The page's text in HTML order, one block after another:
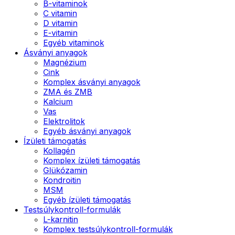
B-vitaminok
C vitamin
D vitamin
E-vitamin
Egyéb vitaminok
Ásványi anyagok
Magnézium
Cink
Komplex ásványi anyagok
ZMA és ZMB
Kalcium
Vas
Elektrolitok
Egyéb ásványi anyagok
Ízületi támogatás
Kollagén
Komplex ízületi támogatás
Glükózamin
Kondroitin
MSM
Egyéb ízületi támogatás
Testsúlykontroll-formulák
L-karnitin
Komplex testsúlykontroll-formulák